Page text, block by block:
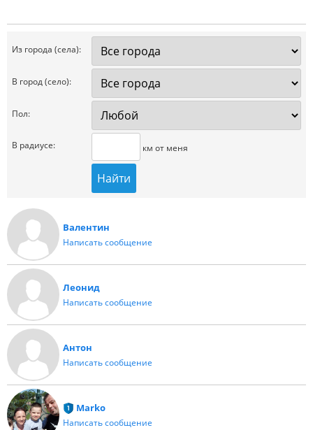
Из города (села):
В город (село):
Пол:
В радиусе: км от меня
Валентин
Написать сообщение
Леонид
Написать сообщение
Антон
Написать сообщение
Marko
Написать сообщение